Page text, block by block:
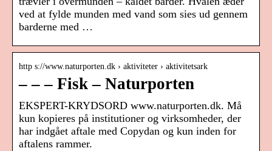
ved at fylde munden med vand som sies ud gennem
barderne med …
http s://www.naturporten.dk › aktiviteter › aktivitetsark
– – – Fisk – Naturporten
EKSPERT-KRYDSORD www.naturporten.dk. Må
kun kopieres på institutioner og virksomheder, der
har indgået aftale med Copydan og kun inden for
aftalens rammer.